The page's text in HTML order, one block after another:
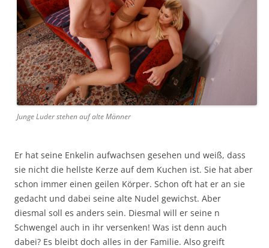
Junge Luder stehen auf alte Männer
Er hat seine Enkelin aufwachsen gesehen und weiß, dass
sie nicht die hellste Kerze auf dem Kuchen ist. Sie hat aber
schon immer einen geilen Körper. Schon oft hat er an sie
gedacht und dabei seine alte Nudel gewichst. Aber
diesmal soll es anders sein. Diesmal will er seine n
Schwengel auch in ihr versenken! Was ist denn auch
dabei? Es bleibt doch alles in der Familie. Also greift